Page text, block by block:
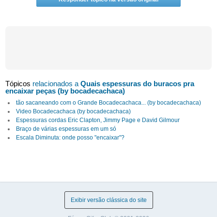
Tópicos relacionados aQuais espessuras do buracos pra
encaixar peças (by bocadecachaca)
tão sacaneando com o Grande Bocadecachaca... (by bocadecachaca)
Video Bocadecachaca (by bocadecachaca)
Espessuras cordas Eric Clapton, Jimmy Page e David Gilmour
Braço de várias espessuras em um só
Escala Diminuta: onde posso "encaixar"?
Exibir versão clássica do site